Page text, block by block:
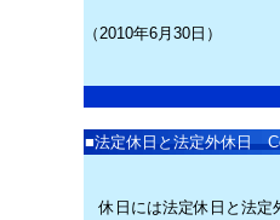
（2010年6月30日）
■法定休日と法定外休日
休日には法定休日と法定